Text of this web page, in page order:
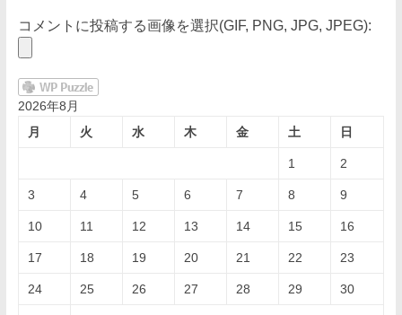
コメントに投稿する画像を選択(GIF, PNG, JPG, JPEG):
2026年8月
月
火 水 木 金 土 日
1 2
3 4 5 6 7 8 9
10 11 12 13 14 15 16
17 18 19 20 21 22 23
24 25 26 27 28 29 30